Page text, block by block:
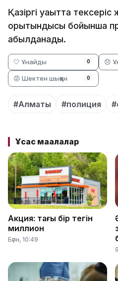
Қазіргі уақытта
қорытындысы бойынша
қабылданады.
🤍 Ұнайды 0 😞
😡 Шектен шыққан 0
#Алматы #полиция
Ұқсас мақалалар
Акция: тағы бір тегін
миллион
Бүгін, 10:49